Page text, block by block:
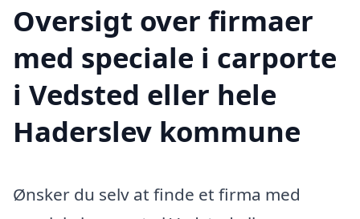
Oversigt over firmaer
med speciale i carporte
i Vedsted eller hele
Haderslev kommune
Ønsker du selv at finde et firma med